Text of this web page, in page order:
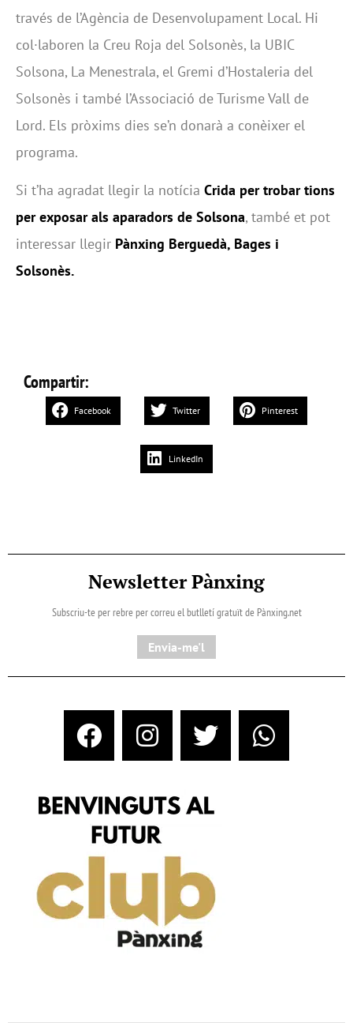
través de l’Agència de Desenvolupament Local. Hi
col·laboren la Creu Roja del Solsonès, la UBIC
Solsona, La Menestrala, el Gremi d’Hostaleria del
Solsonès i també l’Associació de Turisme Vall de
Lord. Els pròxims dies se’n donarà a conèixer el
programa.
Si t’ha agradat llegir la notícia Crida per trobar tions
per exposar als aparadors de Solsona, també et pot
interessar llegir Pànxing Berguedà, Bages i
Solsonès.
Compartir:
Facebook Twitter Pinterest
LinkedIn
Newsletter Pànxing
Subscriu-te per rebre per correu el butlletí gratuït de Pànxing.net​
Envia-me'l